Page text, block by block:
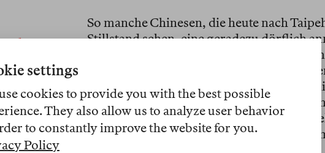
als
So manche Chinesen, die heute nach
Stillstand sehen, eine geradezu dörflich
ruppigen Hypermoderne, die sie auf
Tat wirkt der städtische Raum hier
segmentiert als etwa in Shanghai oder
oder klare Fassadenvorschriften, so
Ungefähren, Häuser können in alle
kommt vor, dass ein Banyanbaum einmal
settings
cookies to provide you with the best possible
They also allow us to analyze user behavior
to constantly improve the website for you.
Policy